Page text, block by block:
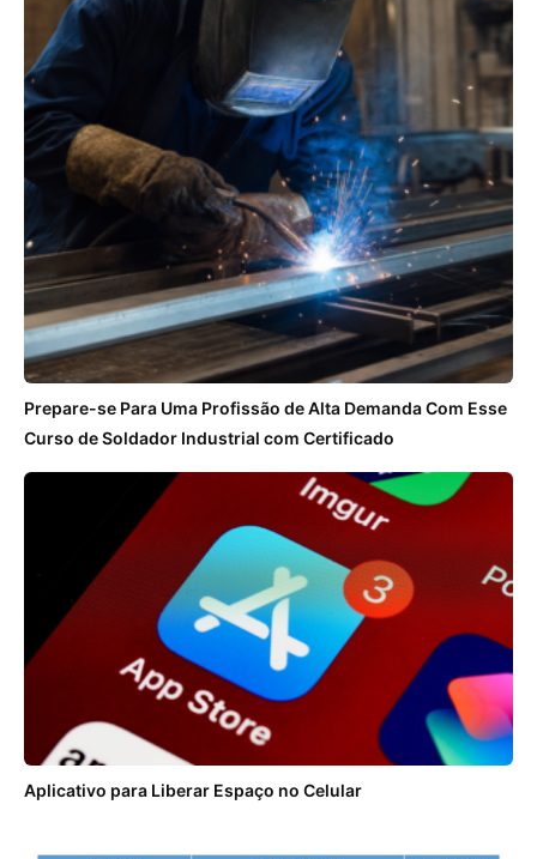
Prepare-se Para Uma Profissão de Alta Demanda Com Esse
Curso de Soldador Industrial com Certificado
Aplicativo para Liberar Espaço no Celular